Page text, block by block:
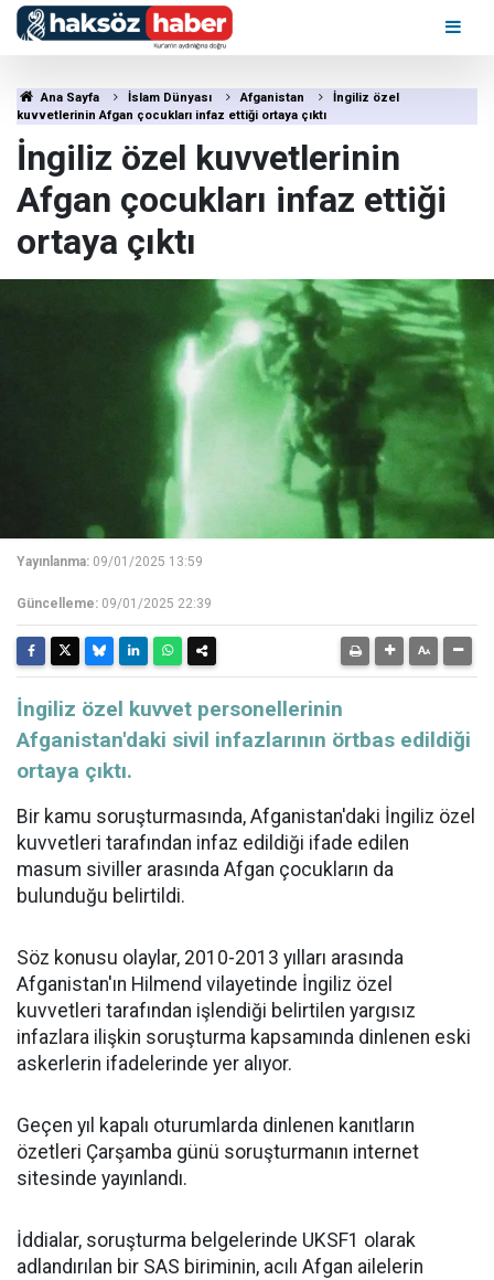
Ana Sayfa İslam Dünyası Afganistan
İngiliz özel
kuvvetlerinin Afgan çocukları infaz ettiği ortaya çıktı
İngiliz özel kuvvetlerinin
Afgan çocukları infaz ettiği
ortaya çıktı
Yayınlanma: 09/01/2025 13:59
Güncelleme: 09/01/2025 22:39
İngiliz özel kuvvet personellerinin
Afganistan'daki sivil infazlarının örtbas edildiği
ortaya çıktı.
Bir kamu soruşturmasında, Afganistan'daki İngiliz özel
kuvvetleri tarafından infaz edildiği ifade edilen
masum siviller arasında Afgan çocukların da
bulunduğu belirtildi.
Söz konusu olaylar, 2010-2013 yılları arasında
Afganistan'ın Hilmend vilayetinde İngiliz özel
kuvvetleri tarafından işlendiği belirtilen yargısız
infazlara ilişkin soruşturma kapsamında dinlenen eski
askerlerin ifadelerinde yer alıyor.
Geçen yıl kapalı oturumlarda dinlenen kanıtların
özetleri Çarşamba günü soruşturmanın internet
sitesinde yayınlandı.
İddialar, soruşturma belgelerinde UKSF1 olarak
adlandırılan bir SAS biriminin, acılı Afgan ailelerin